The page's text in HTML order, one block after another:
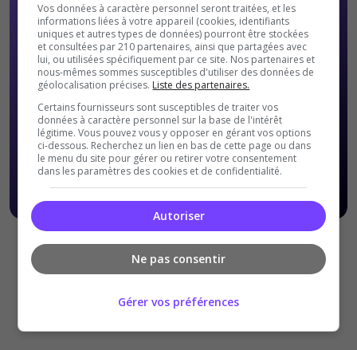
Offres Premiums soumises à nosConditions Générales de
ventes.
Vos données à caractère personnel seront traitées, et les
informations liées à votre appareil (cookies, identifiants
uniques et autres types de données) pourront être stockées
et consultées par 210 partenaires, ainsi que partagées avec
lui, ou utilisées spécifiquement par ce site. Nos partenaires et
nous-mêmes sommes susceptibles d'utiliser des données de
géolocalisation précises. Liste des partenaires.
Certains fournisseurs sont susceptibles de traiter vos
données à caractère personnel sur la base de l'intérêt
légitime. Vous pouvez vous y opposer en gérant vos options
ci-dessous. Recherchez un lien en bas de cette page ou dans
le menu du site pour gérer ou retirer votre consentement
dans les paramètres des cookies et de confidentialité.
Autoriser
Ne pas consentir
Gérer vos préférences